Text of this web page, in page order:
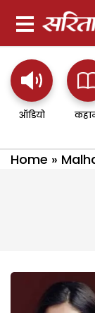
ऑडियो
Home »